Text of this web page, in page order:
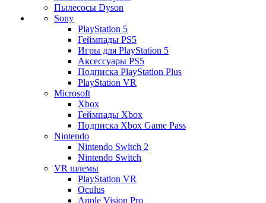
Пылесосы Dyson
Sony
PlayStation 5
Геймпады PS5
Игры для PlayStation 5
Аксессуары PS5
Подписка PlayStation Plus
PlayStation VR
Microsoft
Xbox
Геймпады Xbox
Подписка Xbox Game Pass
Nintendo
Nintendo Switch 2
Nintendo Switch
VR шлемы
PlayStation VR
Oculus
Apple Vision Pro